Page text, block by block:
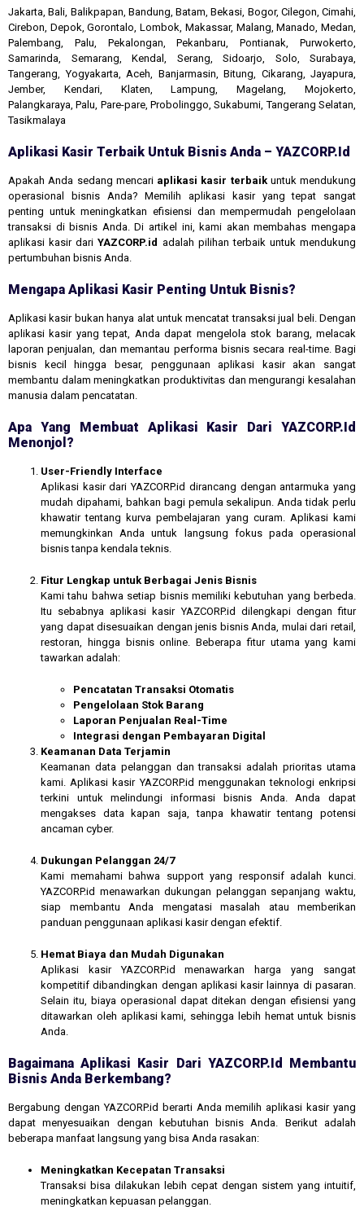
Jakarta, Bali, Balikpapan, Bandung, Batam, Bekasi, Bogor, Cilegon, Cimahi,
Cirebon, Depok, Gorontalo, Lombok, Makassar, Malang, Manado, Medan,
Palembang, Palu, Pekalongan, Pekanbaru, Pontianak, Purwokerto,
Samarinda, Semarang, Kendal, Serang, Sidoarjo, Solo, Surabaya,
Tangerang, Yogyakarta, Aceh, Banjarmasin, Bitung, Cikarang, Jayapura,
Jember, Kendari, Klaten, Lampung, Magelang, Mojokerto,
Palangkaraya, Palu, Pare-pare, Probolinggo, Sukabumi, Tangerang Selatan,
Tasikmalaya
Aplikasi Kasir Terbaik Untuk Bisnis Anda – YAZCORP.id
Apakah Anda sedang mencari aplikasi kasir terbaikuntuk mendukung
operasional bisnis Anda? Memilih aplikasi kasir yang tepat sangat
penting untuk meningkatkan efisiensi dan mempermudah pengelolaan
transaksi di bisnis Anda. Di artikel ini, kami akan membahas mengapa
aplikasi kasir dariYAZCORP.id adalah pilihan terbaik untuk mendukung
pertumbuhan bisnis Anda.
Mengapa Aplikasi Kasir Penting Untuk Bisnis?
Aplikasi kasir bukan hanya alat untuk mencatat transaksi jual beli. Dengan
aplikasi kasir yang tepat, Anda dapat mengelola stok barang, melacak
laporan penjualan, dan memantau performa bisnis secara real-time. Bagi
bisnis kecil hingga besar, penggunaan aplikasi kasir akan sangat
membantu dalam meningkatkan produktivitas dan mengurangi kesalahan
manusia dalam pencatatan.
Apa Yang Membuat Aplikasi Kasir Dari YAZCORP.id
Menonjol?
User-Friendly Interface
Aplikasi kasir dari YAZCORP.id dirancang dengan antarmuka yang
mudah dipahami, bahkan bagi pemula sekalipun. Anda tidak perlu
khawatir tentang kurva pembelajaran yang curam. Aplikasi kami
memungkinkan Anda untuk langsung fokus pada operasional
bisnis tanpa kendala teknis.
Fitur Lengkap untuk Berbagai Jenis Bisnis
Kami tahu bahwa setiap bisnis memiliki kebutuhan yang berbeda.
Itu sebabnya aplikasi kasir YAZCORP.id dilengkapi dengan fitur
yang dapat disesuaikan dengan jenis bisnis Anda, mulai dari retail,
restoran, hingga bisnis online. Beberapa fitur utama yang kami
tawarkan adalah:
Pencatatan Transaksi Otomatis
Pengelolaan Stok Barang
Laporan Penjualan Real-Time
Integrasi dengan Pembayaran Digital
Keamanan Data Terjamin
Keamanan data pelanggan dan transaksi adalah prioritas utama
kami. Aplikasi kasir YAZCORP.id menggunakan teknologi enkripsi
terkini untuk melindungi informasi bisnis Anda. Anda dapat
mengakses data kapan saja, tanpa khawatir tentang potensi
ancaman cyber.
Dukungan Pelanggan 24/7
Kami memahami bahwa support yang responsif adalah kunci.
YAZCORP.id menawarkan dukungan pelanggan sepanjang waktu,
siap membantu Anda mengatasi masalah atau memberikan
panduan penggunaan aplikasi kasir dengan efektif.
Hemat Biaya dan Mudah Digunakan
Aplikasi kasir YAZCORP.id menawarkan harga yang sangat
kompetitif dibandingkan dengan aplikasi kasir lainnya di pasaran.
Selain itu, biaya operasional dapat ditekan dengan efisiensi yang
ditawarkan oleh aplikasi kami, sehingga lebih hemat untuk bisnis
Anda.
Bagaimana Aplikasi Kasir Dari YAZCORP.id Membantu
Bisnis Anda Berkembang?
Bergabung dengan YAZCORP.id berarti Anda memilih aplikasi kasir yang
dapat menyesuaikan dengan kebutuhan bisnis Anda. Berikut adalah
beberapa manfaat langsung yang bisa Anda rasakan:
Meningkatkan Kecepatan Transaksi
Transaksi bisa dilakukan lebih cepat dengan sistem yang intuitif,
meningkatkan kepuasan pelanggan.